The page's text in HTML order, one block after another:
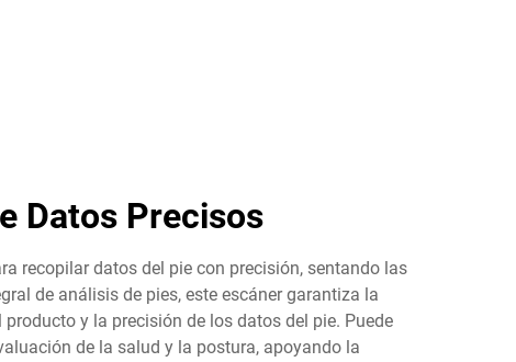
Datos Precisos
recopilar datos del pie con precisión, sentando las
de análisis de pies, este escáner garantiza la
y la precisión de los datos del pie. Puede
de la salud y la postura, apoyando la